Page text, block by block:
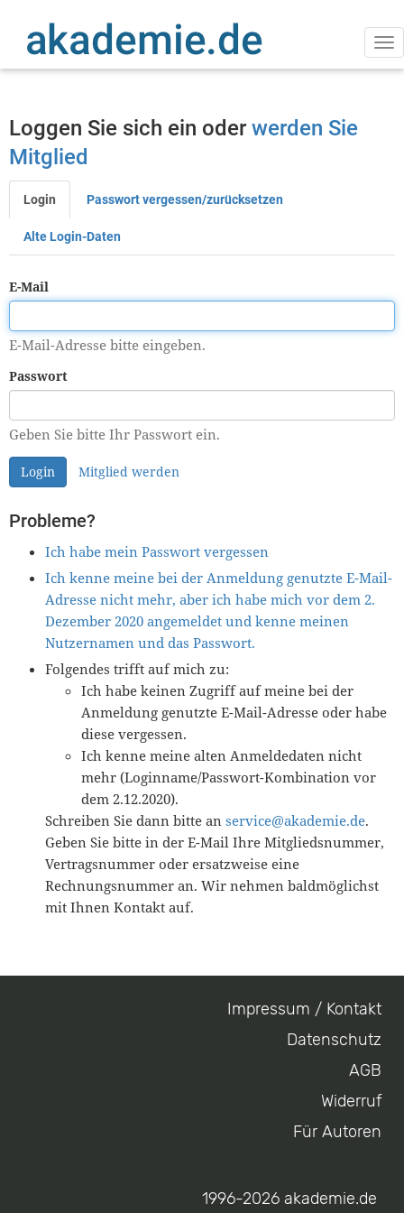
Inhalt
Loggen Sie sich ein oder werden Sie
Mitglied
Primäre
Reiter
Login Passwort vergessen/zurücksetzen
Alte Login-Daten
E-Mail
E-Mail-Adresse bitte eingeben.
Passwort
Geben Sie bitte Ihr Passwort ein.
Login Mitglied werden
Probleme?
Ich habe mein Passwort vergessen
Ich kenne meine bei der Anmeldung genutzte E-Mail-
Adresse nicht mehr, aber ich habe mich vor dem 2.
Dezember 2020 angemeldet und kenne meinen
Nutzernamen und das Passwort.
Folgendes trifft auf mich zu:
Ich habe keinen Zugriff auf meine bei der
Anmeldung genutzte E-Mail-Adresse oder habe
diese vergessen.
Ich kenne meine alten Anmeldedaten nicht
mehr (Loginname/Passwort-Kombination vor
dem 2.12.2020).
Schreiben Sie dann bitte an service@akademie.de.
Geben Sie bitte in der E-Mail Ihre Mitgliedsnummer,
Vertragsnummer oder ersatzweise eine
Rechnungsnummer an. Wir nehmen baldmöglichst
mit Ihnen Kontakt auf.
Impressum / Kontakt
Datenschutz
AGB
Widerruf
Für Autoren
1996-2026 akademie.de